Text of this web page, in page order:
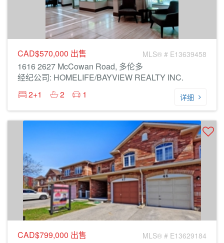
CAD$570,000 出售 MLS® # E13639458
1616 2627 McCowan Road, 多伦多
经纪公司: HOMELIFE/BAYVIEW REALTY INC.
2+1
2 1 详细
CAD$799,000 出售 MLS® # E13629184